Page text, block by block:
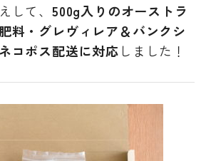
ー
して、 500g入りのオーストラ
料・グレヴィレア＆バンクシ
コポス配送に対応 しました！